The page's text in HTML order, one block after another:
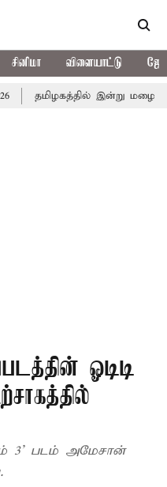
சினிமா விளையாட்டு
இன்று மழைக்கு
ஓடிடி
3' படம் அமேசான்